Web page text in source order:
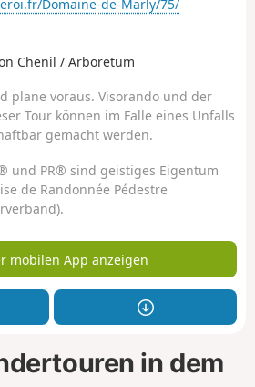
Domaine-de-Marly/75/
Chenil / Arboretum
plane voraus. Visorando und der
Tour können im Falle eines Unfalls
gemacht werden.
und PR® sind geistiges Eigentum
de Randonnée Pédestre
mobilen App anzeigen
in dem